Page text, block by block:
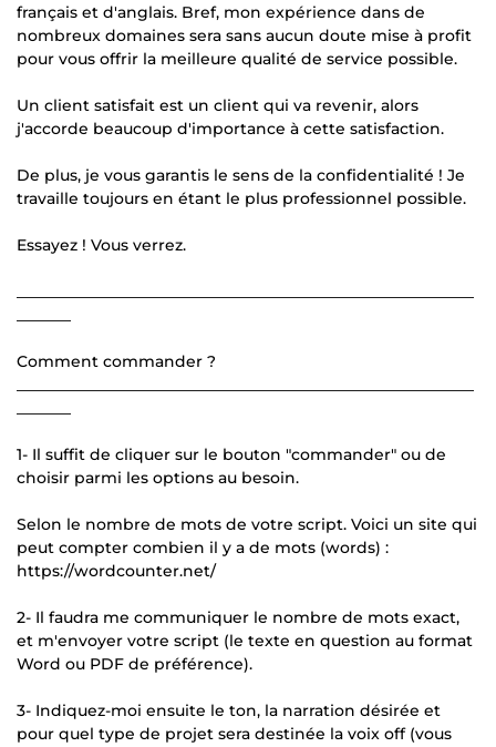
français et d'anglais. Bref, mon expérience dans de
nombreux domaines sera sans aucun doute mise à profit
pour vous offrir la meilleure qualité de service possible.
Un client satisfait est un client qui va revenir, alors
j'accorde beaucoup d'importance à cette satisfaction.
De plus, je vous garantis le sens de la confidentialité ! Je
travaille toujours en étant le plus professionnel possible.
Essayez ! Vous verrez.
Comment commander ?
1- Il suffit de cliquer sur le bouton "commander" ou de
choisir parmi les options au besoin.
Selon le nombre de mots de votre script. Voici un site qui
peut compter combien il y a de mots (words) :
https://wordcounter.net/
2- Il faudra me communiquer le nombre de mots exact,
et m'envoyer votre script (le texte en question au format
Word ou PDF de préférence).
3- Indiquez-moi ensuite le ton, la narration désirée et
pour quel type de projet sera destinée la voix off (vous